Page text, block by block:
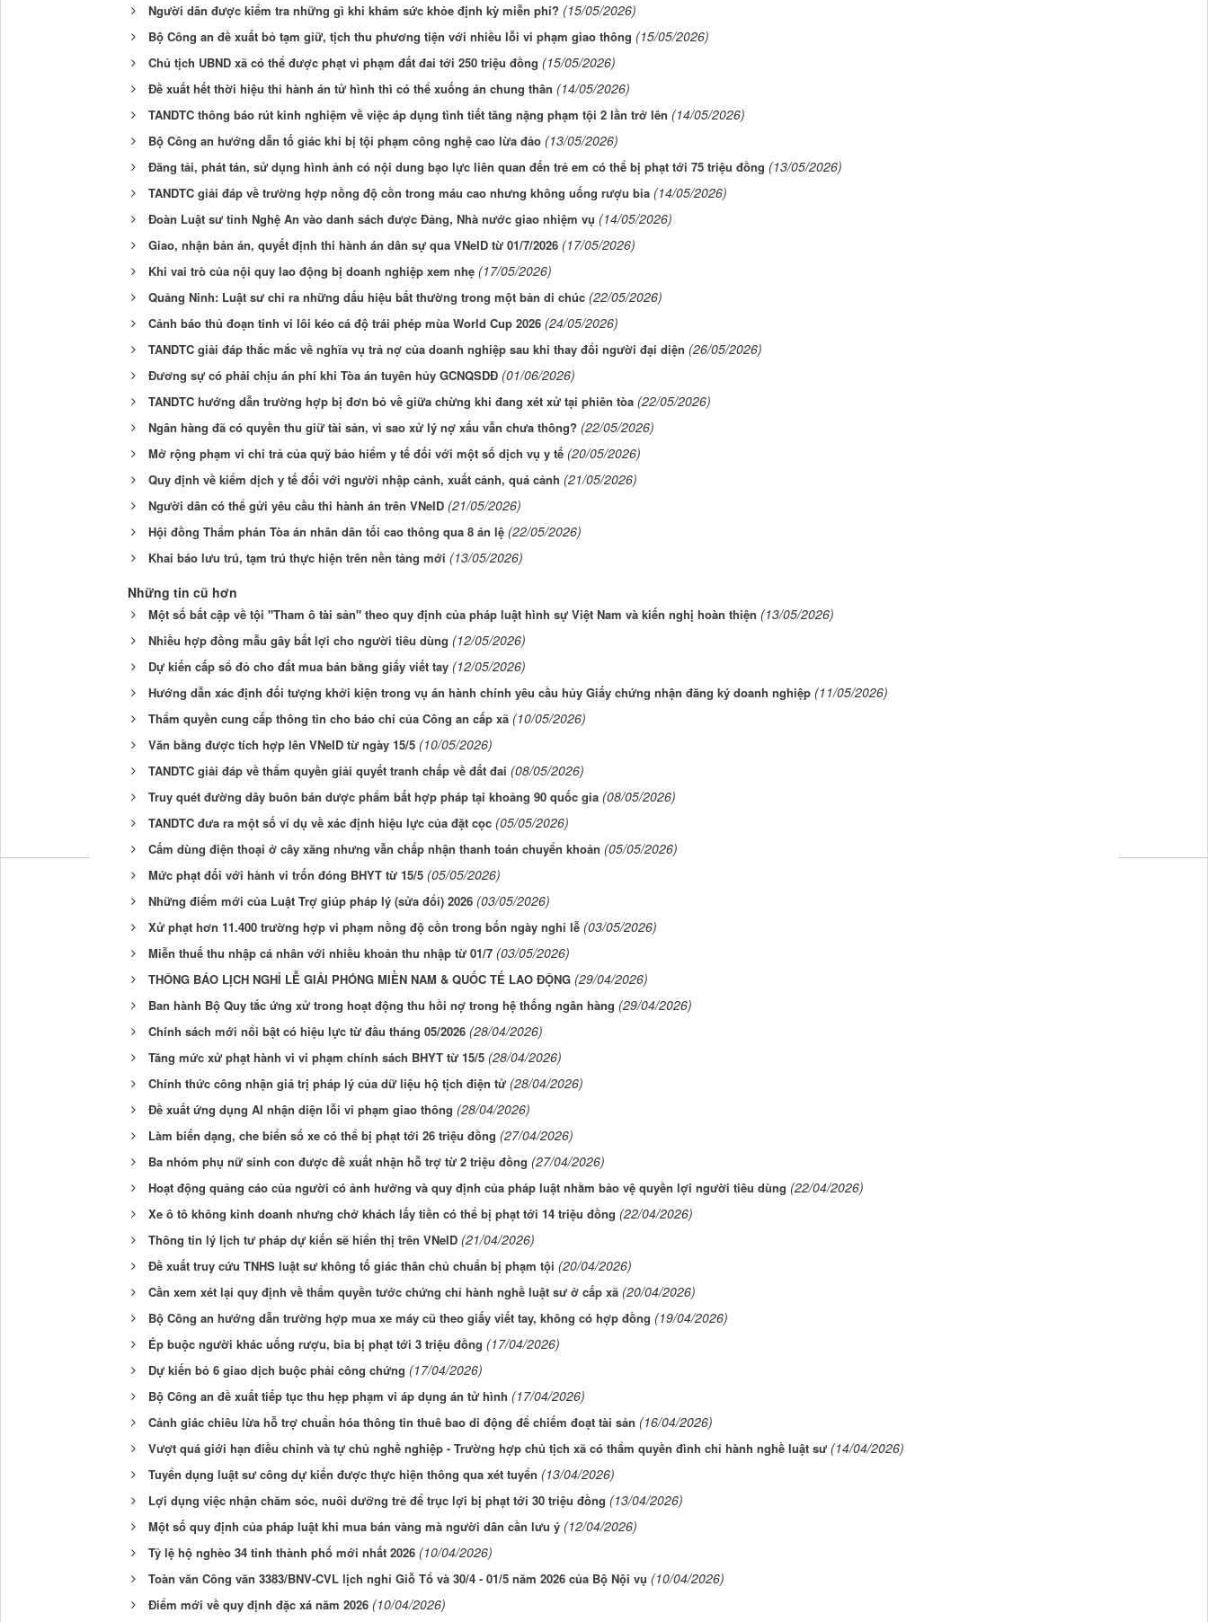
Người dân được kiểm tra những gì khi khám sức khỏe định kỳ miễn phí? (15/05/2026)
Bộ Công an đề xuất bỏ tạm giữ, tịch thu phương tiện với nhiều lỗi vi phạm giao thông (15/05/2026)
Chủ tịch UBND xã có thể được phạt vi phạm đất đai tới 250 triệu đồng (15/05/2026)
Đề xuất hết thời hiệu thi hành án tử hình thì có thể xuống án chung thân (14/05/2026)
TANDTC thông báo rút kinh nghiệm về việc áp dụng tình tiết tăng nặng phạm tội 2 lần trở lên (14/05/2026)
Bộ Công an hướng dẫn tố giác khi bị tội phạm công nghệ cao lừa đảo (13/05/2026)
Đăng tải, phát tán, sử dụng hình ảnh có nội dung bạo lực liên quan đến trẻ em có thể bị phạt tới 75 triệu đồng (13/05/2026)
TANDTC giải đáp về trường hợp nồng độ cồn trong máu cao nhưng không uống rượu bia (14/05/2026)
Đoàn Luật sư tỉnh Nghệ An vào danh sách được Đảng, Nhà nước giao nhiệm vụ (14/05/2026)
Giao, nhận bản án, quyết định thi hành án dân sự qua VNeID từ 01/7/2026 (17/05/2026)
Khi vai trò của nội quy lao động bị doanh nghiệp xem nhẹ (17/05/2026)
Quảng Ninh: Luật sư chỉ ra những dấu hiệu bất thường trong một bản di chúc (22/05/2026)
Cảnh báo thủ đoạn tinh vi lôi kéo cá độ trái phép mùa World Cup 2026 (24/05/2026)
TANDTC giải đáp thắc mắc về nghĩa vụ trả nợ của doanh nghiệp sau khi thay đổi người đại diện (26/05/2026)
Đương sự có phải chịu án phí khi Tòa án tuyên hủy GCNQSDĐ (01/06/2026)
TANDTC hướng dẫn trường hợp bị đơn bỏ về giữa chừng khi đang xét xử tại phiên tòa (22/05/2026)
Ngân hàng đã có quyền thu giữ tài sản, vì sao xử lý nợ xấu vẫn chưa thông? (22/05/2026)
Mở rộng phạm vi chi trả của quỹ bảo hiểm y tế đối với một số dịch vụ y tế (20/05/2026)
Quy định về kiểm dịch y tế đối với người nhập cảnh, xuất cảnh, quá cảnh (21/05/2026)
Người dân có thể gửi yêu cầu thi hành án trên VNeID (21/05/2026)
Hội đồng Thẩm phán Tòa án nhân dân tối cao thông qua 8 án lệ (22/05/2026)
Khai báo lưu trú, tạm trú thực hiện trên nền tảng mới (13/05/2026)
Những tin cũ hơn
Một số bất cập về tội "Tham ô tài sản" theo quy định của pháp luật hình sự Việt Nam và kiến nghị hoàn thiện (13/05/2026)
Nhiều hợp đồng mẫu gây bất lợi cho người tiêu dùng (12/05/2026)
Dự kiến cấp sổ đỏ cho đất mua bán bằng giấy viết tay (12/05/2026)
Hướng dẫn xác định đối tượng khởi kiện trong vụ án hành chính yêu cầu hủy Giấy chứng nhận đăng ký doanh nghiệp (11/05/2026)
Thẩm quyền cung cấp thông tin cho báo chí của Công an cấp xã (10/05/2026)
Văn bằng được tích hợp lên VNeID từ ngày 15/5 (10/05/2026)
TANDTC giải đáp về thẩm quyền giải quyết tranh chấp về đất đai (08/05/2026)
Truy quét đường dây buôn bán dược phẩm bất hợp pháp tại khoảng 90 quốc gia (08/05/2026)
TANDTC đưa ra một số ví dụ về xác định hiệu lực của đặt cọc (05/05/2026)
Cấm dùng điện thoại ở cây xăng nhưng vẫn chấp nhận thanh toán chuyển khoản (05/05/2026)
Mức phạt đối với hành vi trốn đóng BHYT từ 15/5 (05/05/2026)
Những điểm mới của Luật Trợ giúp pháp lý (sửa đổi) 2026 (03/05/2026)
Xử phạt hơn 11.400 trường hợp vi phạm nồng độ cồn trong bốn ngày nghỉ lễ (03/05/2026)
Miễn thuế thu nhập cá nhân với nhiều khoản thu nhập từ 01/7 (03/05/2026)
THÔNG BÁO LỊCH NGHỈ LỄ GIẢI PHÓNG MIỀN NAM & QUỐC TẾ LAO ĐỘNG (29/04/2026)
Ban hành Bộ Quy tắc ứng xử trong hoạt động thu hồi nợ trong hệ thống ngân hàng (29/04/2026)
Chính sách mới nổi bật có hiệu lực từ đầu tháng 05/2026 (28/04/2026)
Tăng mức xử phạt hành vi vi phạm chính sách BHYT từ 15/5 (28/04/2026)
Chính thức công nhận giá trị pháp lý của dữ liệu hộ tịch điện tử (28/04/2026)
Đề xuất ứng dụng AI nhận diện lỗi vi phạm giao thông (28/04/2026)
Làm biến dạng, che biển số xe có thể bị phạt tới 26 triệu đồng (27/04/2026)
Ba nhóm phụ nữ sinh con được đề xuất nhận hỗ trợ từ 2 triệu đồng (27/04/2026)
Hoạt động quảng cáo của người có ảnh hưởng và quy định của pháp luật nhằm bảo vệ quyền lợi người tiêu dùng (22/04/2026)
Xe ô tô không kinh doanh nhưng chở khách lấy tiền có thể bị phạt tới 14 triệu đồng (22/04/2026)
Thông tin lý lịch tư pháp dự kiến sẽ hiển thị trên VNeID (21/04/2026)
Đề xuất truy cứu TNHS luật sư không tố giác thân chủ chuẩn bị phạm tội (20/04/2026)
Cần xem xét lại quy định về thẩm quyền tước chứng chỉ hành nghề luật sư ở cấp xã (20/04/2026)
Bộ Công an hướng dẫn trường hợp mua xe máy cũ theo giấy viết tay, không có hợp đồng (19/04/2026)
Ép buộc người khác uống rượu, bia bị phạt tới 3 triệu đồng (17/04/2026)
Dự kiến bỏ 6 giao dịch buộc phải công chứng (17/04/2026)
Bộ Công an đề xuất tiếp tục thu hẹp phạm vi áp dụng án tử hình (17/04/2026)
Cảnh giác chiêu lừa hỗ trợ chuẩn hóa thông tin thuê bao di động để chiếm đoạt tài sản (16/04/2026)
Vượt quá giới hạn điều chỉnh và tự chủ nghề nghiệp - Trường hợp chủ tịch xã có thẩm quyền đình chỉ hành nghề luật sư (14/04/2026)
Tuyển dụng luật sư công dự kiến được thực hiện thông qua xét tuyển (13/04/2026)
Lợi dụng việc nhận chăm sóc, nuôi dưỡng trẻ để trục lợi bị phạt tới 30 triệu đồng (13/04/2026)
Một số quy định của pháp luật khi mua bán vàng mà người dân cần lưu ý (12/04/2026)
Tỷ lệ hộ nghèo 34 tỉnh thành phố mới nhất 2026 (10/04/2026)
Toàn văn Công văn 3383/BNV-CVL lịch nghỉ Giỗ Tổ và 30/4 - 01/5 năm 2026 của Bộ Nội vụ (10/04/2026)
Điểm mới về quy định đặc xá năm 2026 (10/04/2026)